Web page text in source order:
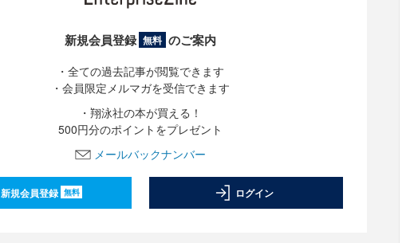
新規会員登録 無料 のご案内
・全ての過去記事が閲覧できます
・会員限定メルマガを受信できます
・翔泳社の本が買える！
500円分のポイントをプレゼント
メールバックナンバー
新規会員登録 無料 ログイン